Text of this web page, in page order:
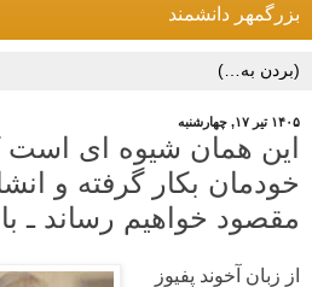
بزرگمهر دانشمند
۱۴۰۵ تیر ۱۷, چهارشنبه
این همان شیوه ای است
خودمان بکار گرفته و
مقصود خواهیم رساند ـ
از زبان آخوند پفیوز